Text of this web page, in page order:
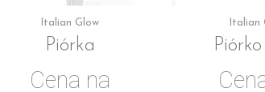
Italian Glow
Piórka
Cena na
Italian